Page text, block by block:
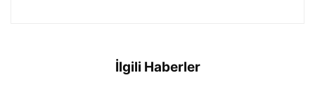
İlgili Haberler